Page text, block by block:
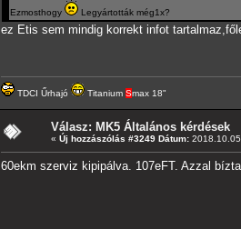
Ezmosthogy Legyártották még1x?
ez Etis sem mindig korrekt infot
TDCI Űrhajó Titanium Smax 18"
Válasz: MK5 Általános kérdések
« Új hozzászólás #3249 Dátum:
60ekm szerviz kipipálva. 107eFT. Azzal